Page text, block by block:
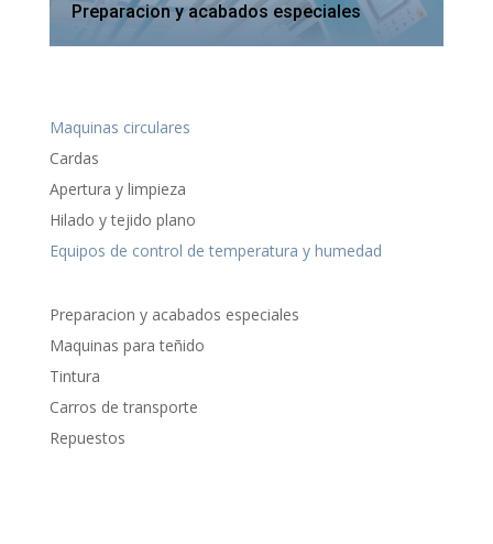
Preparacion y acabados especiales
Maquinas circulares
Cardas
Apertura y limpieza
Hilado y tejido plano
Equipos de control de temperatura y humedad
Preparacion y acabados especiales
Maquinas para teñido
Tintura
Carros de transporte
Repuestos